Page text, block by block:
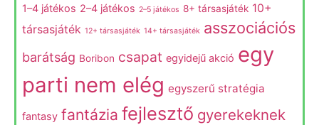
1–4 játékos 2–4 játékos 2–5 játékos 8+ társasjáték 10+
társasjáték 12+ társasjáték 14+ társasjáték asszociációs
barátság Boribon csapat egyidejű akció egy
parti nem elég egyszerű stratégia
fantasy fantázia fejlesztő gyerekeknek